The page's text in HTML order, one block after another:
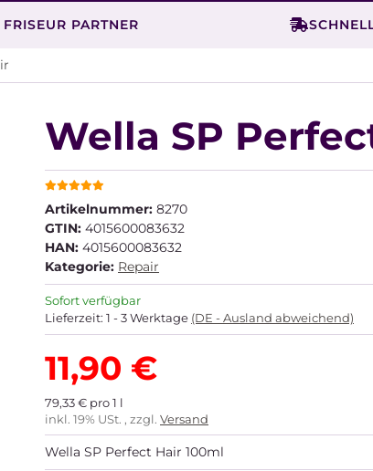
PARTNER
Wella SP
Artikelnummer: 8270
GTIN: 4015600083632
HAN: 4015600083632
Kategorie: Repair
Sofort verfügbar
Lieferzeit: 1 - 3 Werktage (DE - Ausland abweichend)
11,90 €
79,33 € pro 1 l
inkl. 19% USt. , zzgl. Versand
Wella SP Perfect Hair 100ml